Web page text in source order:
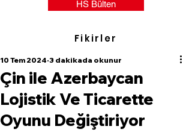
HS Bülten
Fikirler
Çin ile Azerbaycan
Lojistik Ve Ticarette
Oyunu Değiştiriyor
10 Tem 2024 3 dakikada okunur